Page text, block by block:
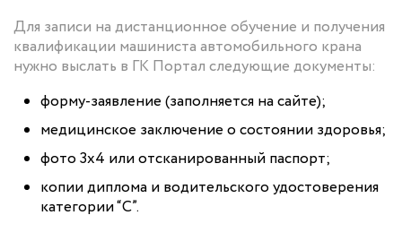
Для записи на дистанционное обучение и получения
квалификации машиниста автомобильного крана
нужно выслать в ГК Портал следующие документы:
форму-заявление (заполняется на сайте);
медицинское заключение о состоянии здоровья;
фото 3х4 или отсканированный паспорт;
копии диплома и водительского удостоверения
категории “С”.